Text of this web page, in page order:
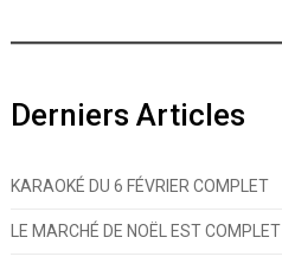
Derniers Articles
KARAOKÉ DU 6 FÉVRIER COMPLET
LE MARCHÉ DE NOËL EST COMPLET